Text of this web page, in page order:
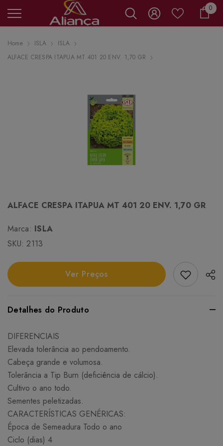
00
Home ISLA
ISLA
ALFACE CRESPA ITAPUA MT 401 20 ENV. 1,70 GR
ALFACE CRESPA ITAPUA MT 401 20 ENV. 1,70 GR
Marca: ISLA
SKU: 2113
Ver Preços Add
Detalhes do Produto
DIFERENCIAIS
Elevada tolerância ao pendoamento.
Cabeça grande e volumosa.
Tolerância a Tip Burn (deficiência de cálcio).
Cultivo o ano todo.
Sementes peletizadas.
CARACTERÍSTICAS GENÉRICAS:
Época de Semeadura Todo o ano
Ciclo (dias) 4